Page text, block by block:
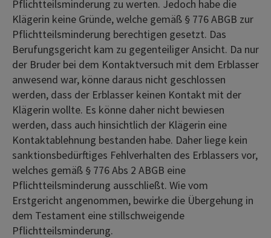
Pflichtteilsminderung zu werten. Jedoch habe die
Klägerin keine Gründe, welche gemäß § 776 ABGB zur
Pflichtteilsminderung berechtigen gesetzt. Das
Berufungsgericht kam zu gegenteiliger Ansicht. Da nur
der Bruder bei dem Kontaktversuch mit dem Erblasser
anwesend war, könne daraus nicht geschlossen
werden, dass der Erblasser keinen Kontakt mit der
Klägerin wollte. Es könne daher nicht bewiesen
werden, dass auch hinsichtlich der Klägerin eine
Kontaktablehnung bestanden habe. Daher liege kein
sanktionsbedürftiges Fehlverhalten des Erblassers vor,
welches gemäß § 776 Abs 2 ABGB eine
Pflichtteilsminderung ausschließt. Wie vom
Erstgericht angenommen, bewirke die Übergehung in
dem Testament eine stillschweigende
Pflichtteilsminderung.